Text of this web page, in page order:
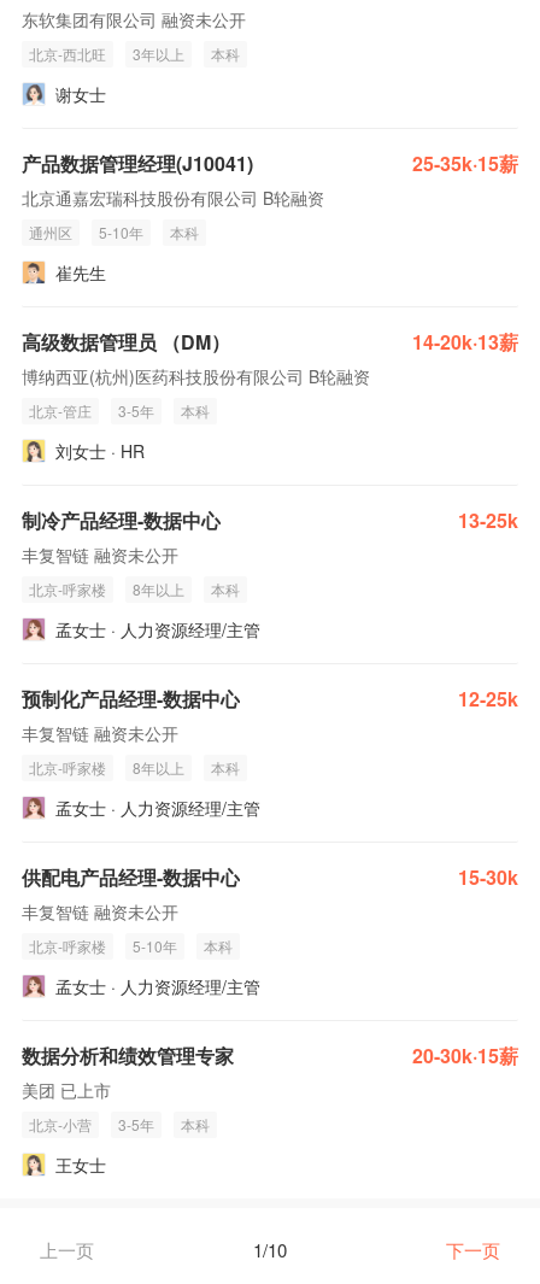
东软集团有限公司 融资未公开
北京-西北旺 3年以上 本科
谢女士
产品数据管理经理(J10041) 25-35k·15薪
北京通嘉宏瑞科技股份有限公司 B轮融资
通州区 5-10年 本科
崔先生
高级数据管理员 （DM） 14-20k·13薪
博纳西亚(杭州)医药科技股份有限公司 B轮融资
北京-管庄 3-5年 本科
刘女士 · HR
制冷产品经理-数据中心 13-25k
丰复智链 融资未公开
北京-呼家楼 8年以上 本科
孟女士 · 人力资源经理/主管
预制化产品经理-数据中心 12-25k
丰复智链 融资未公开
北京-呼家楼 8年以上 本科
孟女士 · 人力资源经理/主管
供配电产品经理-数据中心 15-30k
丰复智链 融资未公开
北京-呼家楼 5-10年 本科
孟女士 · 人力资源经理/主管
数据分析和绩效管理专家 20-30k·15薪
美团 已上市
北京-小营 3-5年 本科
王女士
上一页 1/10 下一页